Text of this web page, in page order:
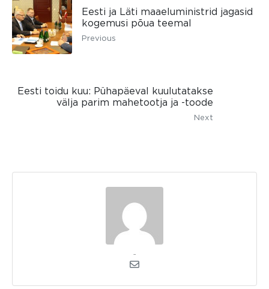
Eesti ja Läti maaeluministrid jagasid
kogemusi põua teemal
Previous
Eesti toidu kuu: Pühapäeval kuulutatakse
välja parim mahetootja ja -toode
Next